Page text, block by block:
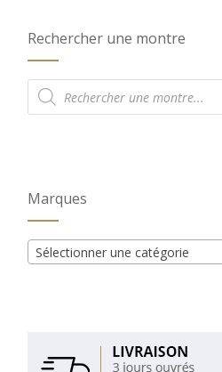
Rechercher une montre
Recherche
de
produits
Marques
Sélectionner une catégorie